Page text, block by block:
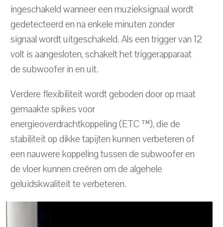
ingeschakeld wanneer een muzieksignaal wordt
gedetecteerd en na enkele minuten zonder
signaal wordt uitgeschakeld. Als een trigger van 12
volt is aangesloten, schakelt het triggerapparaat
de subwoofer in en uit.
Verdere flexibiliteit wordt geboden door op maat
gemaakte spikes voor
energieoverdrachtkoppeling (ETC ™), die de
stabiliteit op dikke tapijten kunnen verbeteren of
een nauwere koppeling tussen de subwoofer en
de vloer kunnen creëren om de algehele
geluidskwaliteit te verbeteren.